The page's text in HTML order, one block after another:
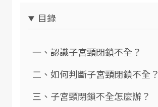
目錄
一、認識子宮頸閉鎖不全？
二、如何判斷子宮頸閉鎖不全？
三、子宮頸閉鎖不全怎麼辦？